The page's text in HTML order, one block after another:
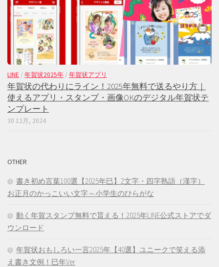
LINE / 年賀状2025年 / 年賀状アプリ
年賀状の代わりにライン！2025年無料で送るやり方｜
使えるアプリ・スタンプ・画像OKのデジタル年賀状テ
ンプレート
30 12月, 2024
OTHER
書き初め言葉100選【2025年巳】2文字・四字熟語（漢字）
お正月のかっこいい文字～小学生のひらがな
動く年賀スタンプ無料で貰える！2025年LINE公式ストアでダ
ウンロード
年賀状おもしろい一言2025年【40選】ユニークで笑える添
え書き文例！巳年Ver